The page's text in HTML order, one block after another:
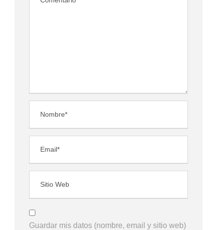
Guardar mis datos (nombre, email y sitio web)